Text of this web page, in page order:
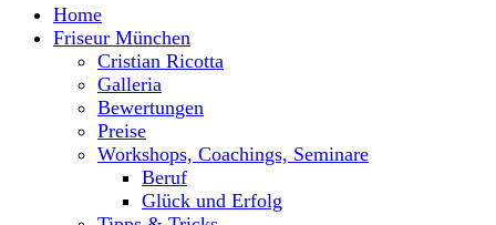
Home
Friseur München
Cristian Ricotta
Galleria
Bewertungen
Preise
Workshops, Coachings, Seminare
Beruf
Glück und Erfolg